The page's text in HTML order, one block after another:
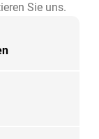
Sie uns.